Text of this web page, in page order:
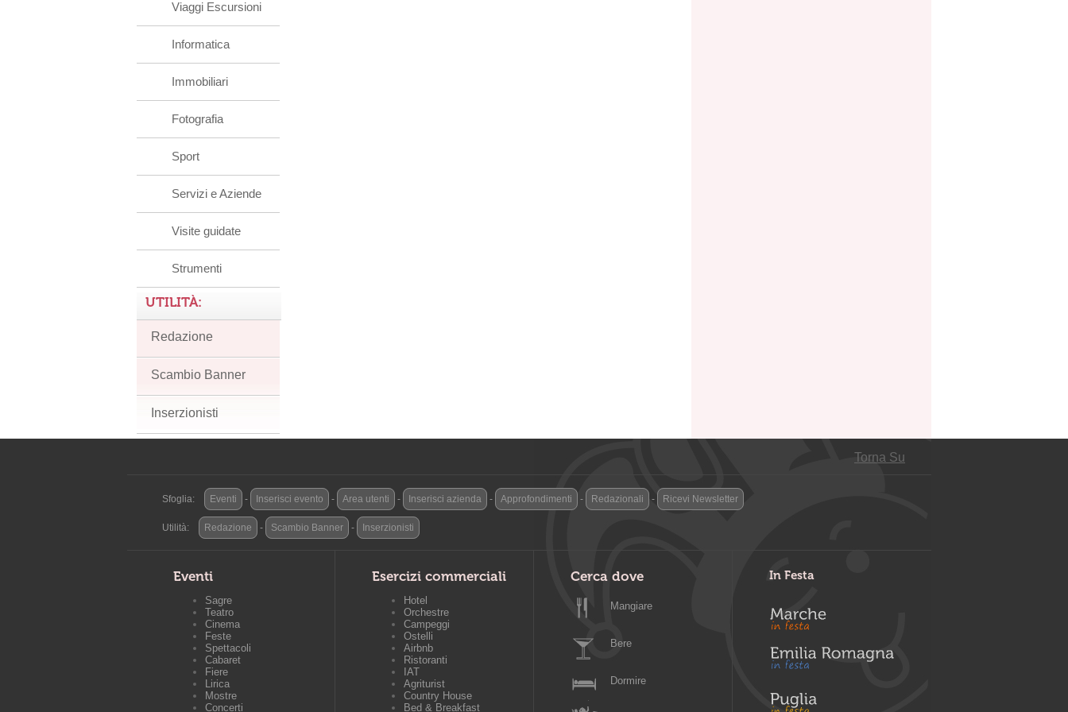
Viaggi Escursioni
Informatica
Immobiliari
Fotografia
Sport
Servizi e Aziende
Visite guidate
Strumenti
UTILITÀ:
Redazione
Scambio Banner
Inserzionisti
Torna Su
Sfoglia: Eventi - Inserisci evento - Area utenti - Inserisci azienda - Approfondimenti - Redazionali - Ricevi Newsletter
Utilità: Redazione - Scambio Banner - Inserzionisti
Eventi
Sagre
Teatro
Cinema
Feste
Spettacoli
Cabaret
Fiere
Lirica
Mostre
Concerti
Esercizi commerciali
Hotel
Orchestre
Campeggi
Ostelli
Airbnb
Ristoranti
IAT
Agriturist
Country House
Bed & Breakfast
Cerca dove
Mangiare
Bere
Dormire
In Festa